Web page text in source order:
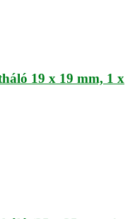
19 x 19 mm, 1 x